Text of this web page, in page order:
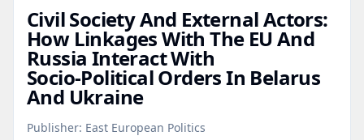
Civil Society And External Actors:
How Linkages With The EU And
Russia Interact With
Socio‑Political Orders In Belarus
And Ukraine
Publisher: East European Politics